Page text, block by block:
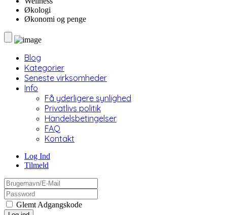
Økologi
Økonomi og penge
Blog
Kategorier
Seneste virksomheder
Info
Få yderligere synlighed
Privatlivs politik
Handelsbetingelser
FAQ
Kontakt
Log Ind
Tilmeld
Glemt Adgangskode